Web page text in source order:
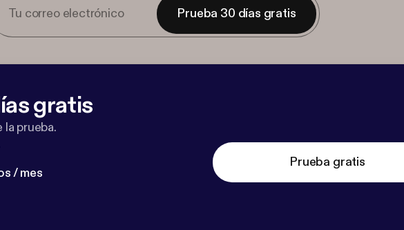
Prueba 30 días gratis
gratis
prueba.
/ mes
Prueba gratis